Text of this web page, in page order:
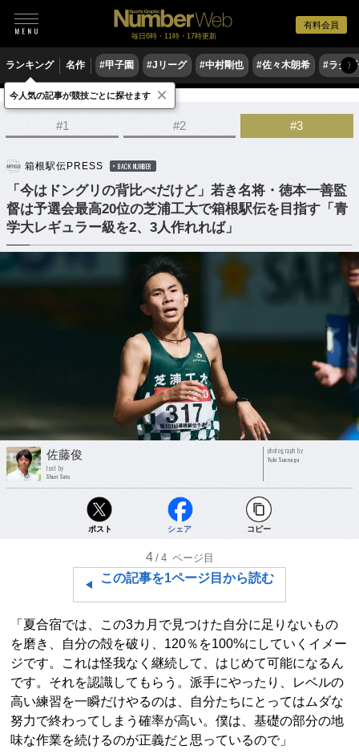
有料会員
毎日6時・11時・17時更新
ランキング 名作 #甲子園 #Jリーグ #中村剛也 #佐々木朗希 #ラグ〉
陸上 駅伝
#1 #2 #3
箱根駅伝PRESS BACK NUMBER
「今はドングリの背比べだけど」若き名将・徳本一善監
督は予選会最高20位の芝浦工大で箱根駅伝を目指す「青
学大レギュラー級を2、3人作れれば」
佐藤俊
text by
Shun Sato
photograph by
Yuki Suenaga
ポスト シェア コピー
4 /4 ページ目
この記事を1ページ目から読む
「夏合宿では、この3カ月で見つけた自分に足りないもの
を磨き、自分の殻を破り、120％を100%にしていくイメー
ジです。これは怪我なく継続して、はじめて可能になるん
です。それを認識してもらう。派手にやったり、レベルの
高い練習を一瞬だけやるのは、自分たちにとってはムダな
努力で終わってしまう確率が高い。僕は、基礎の部分の地
味な作業を続けるのが正義だと思っているので」
今人気の記事が競技ごとに探せます ×